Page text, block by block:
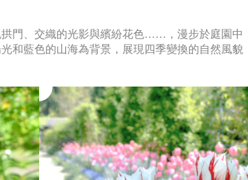
門、交織的光影與繽紛花色……，漫步於庭園中
藍色的山海為背景，展現四季變換的自然風貌